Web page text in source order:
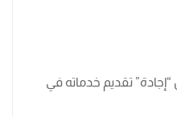
تقديم خدماته في